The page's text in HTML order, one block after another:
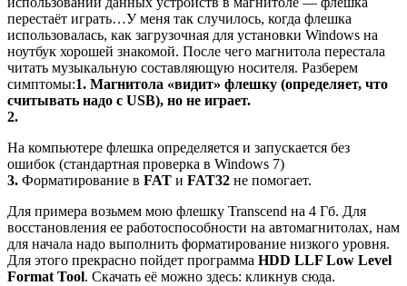
перестаёт играть…У меня так случилось, когда флешка
использовалась, как загрузочная для установки Windows на
ноутбук хорошей знакомой. После чего магнитола перестала
читать музыкальную составляющую носителя. Разберем
симптомы:1. Магнитола «видит» флешку (определяет, что
считывать надо с USB), но не играет.
2.
На компьютере флешка определяется и запускается без
ошибок (стандартная проверка в Windows 7)
3. Форматирование в FAT и FAT32 не помогает.
Для примера возьмем мою флешку Transcend на 4 Гб. Для
восстановления ее работоспособности на автомагнитолах, нам
для начала надо выполнить форматирование низкого уровня.
Для этого прекрасно пойдет программа HDD LLF Low Level
Format Tool. Скачать её можно здесь: кликнув сюда.